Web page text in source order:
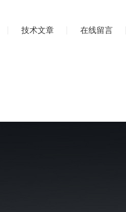
技术文章 在线留言